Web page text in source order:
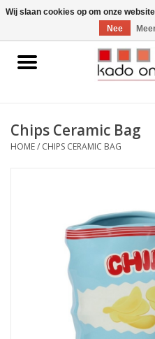
Home
Gadgets
Chips Ceramic Bag
HOME/ CHIPS CERAMIC BAG
Wij slaan cookies op om onze
Nee